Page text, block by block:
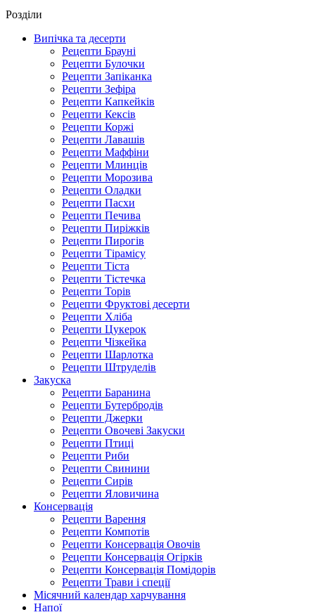
Роздiли
Випічка та десерти
Рецепти Брауні
Рецепти Булочки
Рецепти Запіканка
Рецепти Зефіра
Рецепти Капкейків
Рецепти Кексів
Рецепти Коржі
Рецепти Лавашів
Рецепти Маффіни
Рецепти Млинців
Рецепти Морозива
Рецепти Оладки
Рецепти Пасхи
Рецепти Печива
Рецепти Пиріжків
Рецепти Пирогів
Рецепти Тірамісу
Рецепти Тіста
Рецепти Тістечка
Рецепти Торів
Рецепти Фруктові десерти
Рецепти Хліба
Рецепти Цукерок
Рецепти Чізкейка
Рецепти Шарлотка
Рецепти Штруделів
Закуска
Рецепти Баранина
Рецепти Бутербродів
Рецепти Джерки
Рецепти Овочеві Закуски
Рецепти Птиці
Рецепти Риби
Рецепти Свинини
Рецепти Сирів
Рецепти Яловичина
Консервація
Рецепти Варення
Рецепти Компотів
Рецепти Консервація Овочів
Рецепти Консервація Огірків
Рецепти Консервація Помідорів
Рецепти Трави і спеції
Місячний календар харчування
Напої